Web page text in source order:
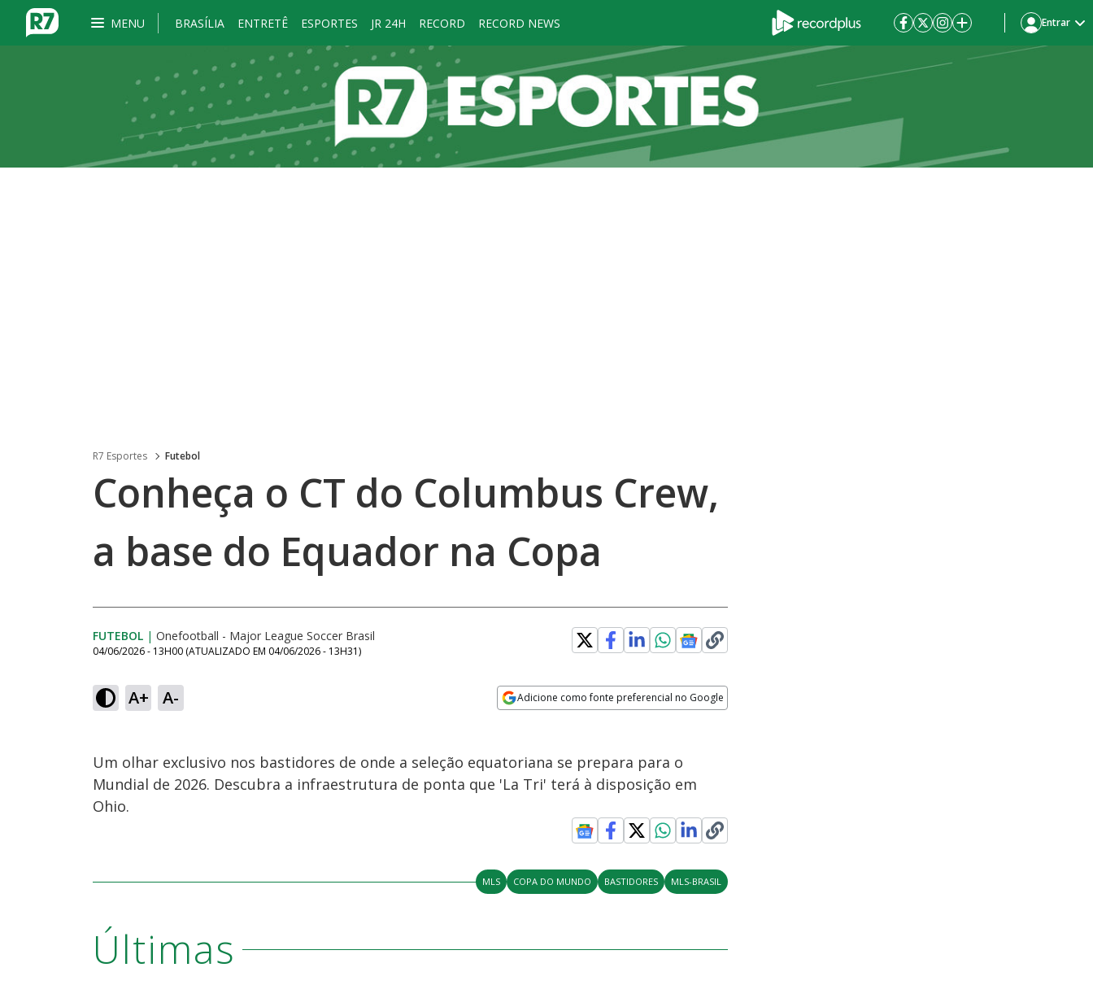
MENU BRASÍLIA ENTRETÊ ESPORTES JR 24H RECORD RECORD NEWS Entrar
R7 Esportes Futebol
Conheça o CT do Columbus Crew,
a base do Equador na Copa
FUTEBOL | Onefootball - Major League Soccer Brasil
04/06/2026 - 13H00 (ATUALIZADO EM 04/06/2026 - 13H31)
A+ A- Adicione como fonte preferencial no Google
Um olhar exclusivo nos bastidores de onde a seleção equatoriana se prepara para o
Mundial de 2026. Descubra a infraestrutura de ponta que 'La Tri' terá à disposição em
Ohio.
MLS COPA DO MUNDO BASTIDORES MLS-BRASIL
Últimas